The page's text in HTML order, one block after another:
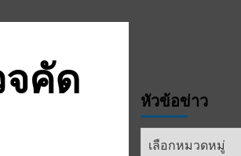
จคัด
หัวข้อข่าว
หัวข้อ